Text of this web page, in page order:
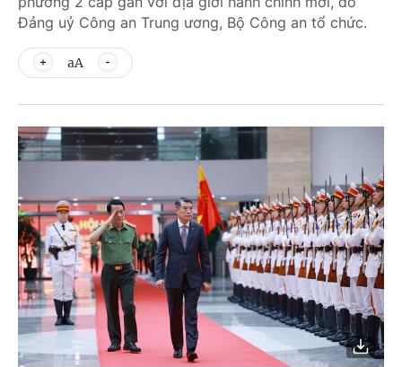
Đảng uỷ Công an Trung ương, Bộ Công an tổ chức.
aA